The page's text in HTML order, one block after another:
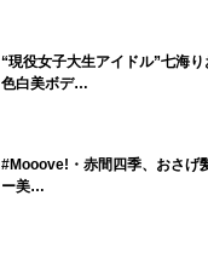
“現役女子大生アイドル”七海
色白美ボデ…
#Mooove!・赤間四季、おさげ
ー美…